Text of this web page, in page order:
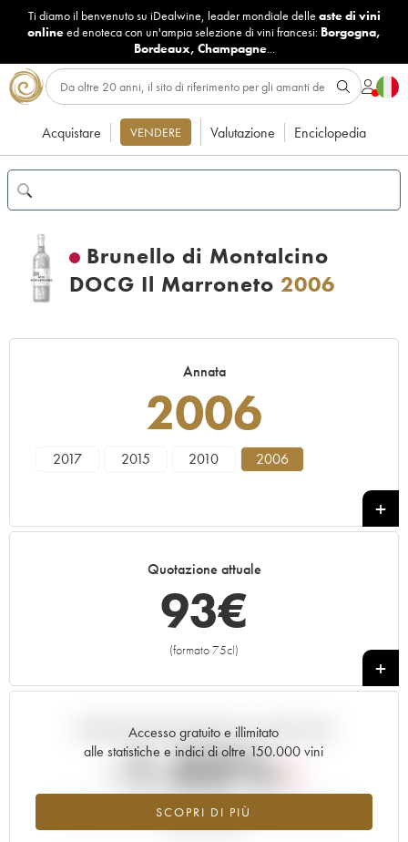
Ti diamo il benvenuto su iDealwine, leader mondiale delle aste di vini
onlineed enoteca con un'ampia selezione di vini francesi: Borgogna,
Bordeaux, Champagne...
Acquistare VENDERE Valutazione Enciclopedia
Brunello di Montalcino
DOCG Il Marroneto 2006
Annata
2006
2017 2015 2010 2006
Quotazione attuale
93€
(formato 75cl)
+
Accesso gratuito e illimitato
alle statistiche e indici di oltre 150.000 vini
SCOPRI DI PIÙ
Andamento della quotazione in tempo reale
-1.03%
Tendenza al ribasso per il valore dell'annata 2006 nel 2026